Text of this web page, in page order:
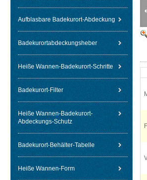
Aufblasbare Badekurort-Abdeckung
Badekurortabdeckungsheber
Heiße Wannen-Badekurort-Schritte
Badekurort-Filter
Heiße Wannen-Badekurort-
Abdeckungs-Schutz
Badekurort-Behälter-Tabelle
Heiße Wannen-Form